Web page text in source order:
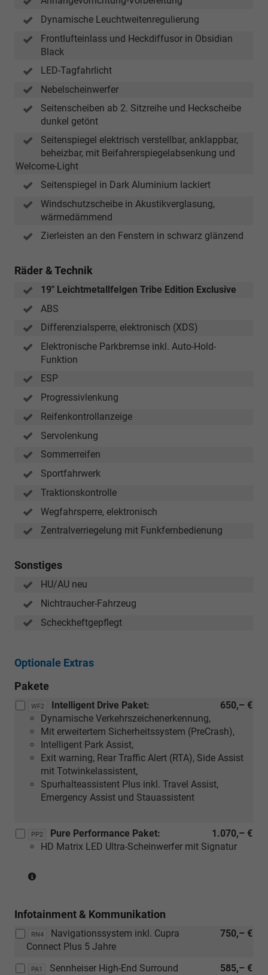
Dynamische Leuchtweitenregulierung
Frontlufteinlass und Heckdiffusor in Obsidian
Black
LED-Tagfahrlicht
Nebelscheinwerfer
Seitenscheiben ab 2. Sitzreihe und Heckscheibe
dunkel getönt
Seitenspiegel elektrisch verstellbar, anklappbar,
beheizbar, mit Beifahrerspiegelabsenkung und
Welcome-Light
Seitenspiegel in Dark Aluminium lackiert
Windschutzscheibe in Akustikverglasung,
wärmedämmend
Zierleisten an den Fenstern in schwarz glänzend
Räder & Technik
19" Leichtmetallfelgen Tribe Edition Exclusive
ABS
Differenzialsperre, elektronisch (XDS)
Elektronische Parkbremse inkl. Auto-Hold-
Funktion
ESP
Progressivlenkung
Reifenkontrollanzeige
Servolenkung
Sommerreifen
Sportfahrwerk
Traktionskontrolle
Wegfahrsperre, elektronisch
Zentralverriegelung mit Funkfernbedienung
Sonstiges
HU/AU neu
Nichtraucher-Fahrzeug
Scheckheftgepflegt
Optionale Extras
Pakete
WF2 650,– €
Intelligent Drive Paket:
Dynamische Verkehrszeichenerkennung,
Mit erweitertem Sicherheitssystem (PreCrash),
Intelligent Park Assist,
Exit warning, Rear Traffic Alert (RTA), Side Assist
mit Totwinkelassistent,
Spurhalteassistent Plus inkl. Travel Assist,
Emergency Assist und Stauassistent
PP2 1.070,– €
Pure Performance Paket:
HD Matrix LED Ultra-Scheinwerfer mit Signatur
mit:
[PB1]
Edge
Paket)
Infotainment & Kommunikation
RN4 750,– €
Navigationssystem inkl. Cupra
Connect Plus 5 Jahre
PA1 585,– €
Sennheiser High-End Surround